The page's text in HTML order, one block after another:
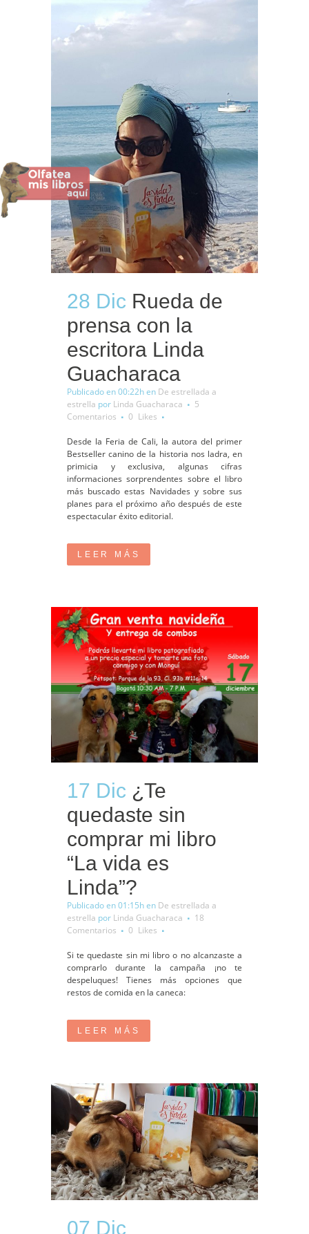
28 Dic Rueda de
prensa con la
escritora Linda
Guacharaca
Publicado en 00:22hen De estrellada a
estrella por Linda Guacharaca
5
Comentarios
0 Likes
Desde la Feria de Cali, la autora del primer
Bestseller canino de la historia nos ladra, en
primicia y exclusiva, algunas cifras
informaciones sorprendentes sobre el libro
más buscado estas Navidades y sobre sus
planes para el próximo año después de este
espectacular éxito editorial.
LEER MÁS
17 Dic ¿Te
quedaste sin
comprar mi libro
“La vida es
Linda”?
Publicado en 01:15hen De estrellada a
estrella por Linda Guacharaca
18
Comentarios
0 Likes
Si te quedaste sin mi libro o no alcanzaste a
comprarlo durante la campaña ¡no te
despeluques! Tienes más opciones que
restos de comida en la caneca:
LEER MÁS
07 Dic